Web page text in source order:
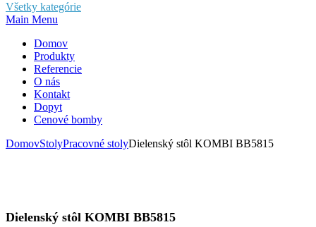
Všetky kategórie
Main Menu
Domov
Produkty
Referencie
O nás
Kontakt
Dopyt
Cenové bomby
DomovStolyPracovné stolyDielenský stôl KOMBI BB5815
Dielenský stôl KOMBI BB5815